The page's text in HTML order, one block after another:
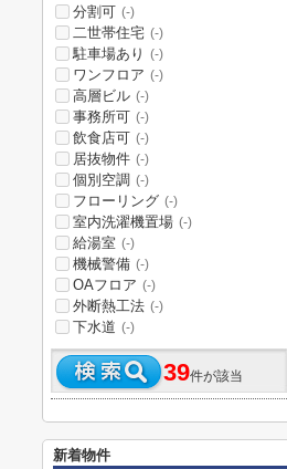
分割可 (-)
二世帯住宅 (-)
駐車場あり (-)
ワンフロア (-)
高層ビル (-)
事務所可 (-)
飲食店可 (-)
居抜物件 (-)
個別空調 (-)
フローリング (-)
室内洗濯機置場 (-)
給湯室 (-)
機械警備 (-)
OAフロア (-)
外断熱工法 (-)
下水道 (-)
39件が該当
新着物件